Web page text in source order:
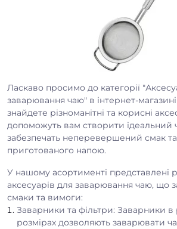
Ласкаво просимо до категорії
заварювання чаю" в інтернет-
знайдете різноманітні та корисні
допоможуть вам створити ідеальний
забезпечать неперевершений смак
приготованого напою.
У нашому асортименті представлені
аксесуарів для заварювання чаю, що
смаки та вимоги:
Заварники та фільтри: Заварники в
розмірах дозволяють заварювати